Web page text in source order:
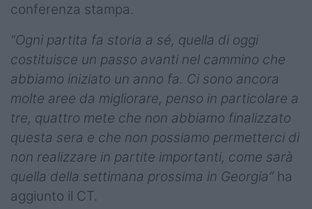
conferenza stampa.
“Ogni partita fa storia a sé, quella di oggi
costituisce un passo avanti nel cammino che
abbiamo iniziato un anno fa. Ci sono ancora
molte aree da migliorare, penso in particolare a
tre, quattro mete che non abbiamo finalizzato
questa sera e che non possiamo permetterci di
non realizzare in partite importanti, come sarà
quella della settimana prossima in Georgia” ha
aggiunto il CT.